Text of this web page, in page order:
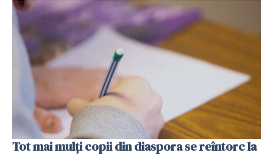
Tot mai mulți copii din diaspora se reîntorc la